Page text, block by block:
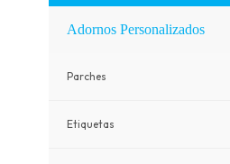
Adornos Personalizados
Parches
Etiquetas